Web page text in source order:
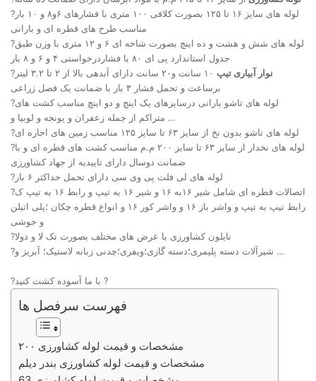
?لوله های سایز ۱۶ تا ۱۲۵ بصورت کلافی ۱۰۰ متری با فشارهای ۶و۸ و ۱۰ بار
مناسب طرح های قطره ای و بارانی
?لوله های شش و هشت و ده اینچ بصورت شاخه ای ۶ و ۱۲ متری با وزن طبق
جدول استاندارد پی ای ۸۰ با فشاردرخواستی ۴ و ۶ و ۸ بار
?
نوار آبیاری تیپ
۱۰ سانت و۲۰ سانت دارای آبدهی بالا از ۲ تا ۳.۲ لیتر
برساعت و تحمل فشار ۳ بار با ضمانت یک فصل زراعی
?لوله های تاشو بارانی درسایزهای یک اینچ و دو اینچ مناسب کشت های
متراکم از جمله زعفران و یونجه و لوبیا و …
?لوله های تاشو بدون نخ از سایز ۶۳ تا سایز ۱۲۵ مناسب زمین های اجاره ای
?لوله های نخدار از سایز ۶۳ تا سایز ۲۰۰ م.م مناسب کشت های قطره ای و با
ضمانت دوسال دارای تاییدیه از جهاد کشاورزی
?لوله های لی فلت پی وی سی دارای تحمل حداکثر ۶ بار
?اتصالات قطره ای شامل شیر ۱۶به ۱۶ و شیر ۱۶ به تیپ و رابط ۱۶ به تیپ ک
رابط تیپ به تیپ و واشر باز ۱۶ و واشر کور ۱۶ و انواع قطره چکان ؛پلی اتیلن
و جوشی
?نایلون کشاورزی با عرض های مختلف بصورت تک لا و دولا
?شیرآلات دسته پلیمری؛دسته گازی؛ویفری؛چدنی زبانه لاستیک؛ آبریز و …
?با ما آسوده کشت کنید ?
فهرست سرفصل ها
مشخصات و قیمت لوله کشاورزی ۲۰۰
مشخصات و قیمت لوله کشاورزی بندر دیلم